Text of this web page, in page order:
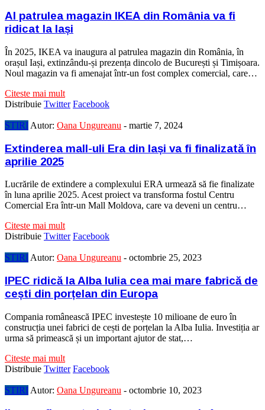
Al patrulea magazin IKEA din România va fi
ridicat la Iași
În 2025, IKEA va inaugura al patrulea magazin din România, în
orașul Iași, extinzându-și prezența dincolo de București și Timișoara.
Noul magazin va fi amenajat într-un fost complex comercial, care…
Citeste mai mult
Distribuie Twitter Facebook
STIRI Autor: Oana Ungureanu - martie 7, 2024
Extinderea mall-uli Era din Iași va fi finalizată în
aprilie 2025
Lucrările de extindere a complexului ERA urmează să fie finalizate
în luna aprilie 2025. Acest proiect va transforma fostul Centru
Comercial Era într-un Mall Moldova, care va deveni un centru…
Citeste mai mult
Distribuie Twitter Facebook
STIRIAutor: Oana Ungureanu - octombrie 25, 2023
IPEC ridică la Alba Iulia cea mai mare fabrică de
cești din porțelan din Europa
Compania românească IPEC investește 10 milioane de euro în
construcția unei fabrici de cești de porțelan la Alba Iulia. Investiția ar
urma să primească și un important ajutor de stat,…
Citeste mai mult
Distribuie Twitter Facebook
STIRI Autor: Oana Ungureanu - octombrie 10, 2023